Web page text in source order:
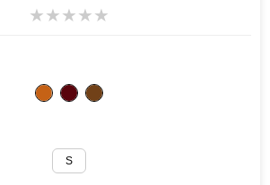
★★★★★
S